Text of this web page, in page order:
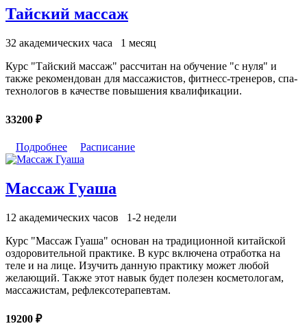
Тайский массаж
32 академических часа
1 месяц
Курс "Тайский массаж" рассчитан на обучение "с нуля" и
также рекомендован для массажистов, фитнесс-тренеров, спа-
технологов в качестве повышения квалификации.
33200 ₽
Подробнее Расписание
Массаж Гуаша
12 академических часов
1-2 недели
Курс "Массаж Гуаша" основан на традиционной китайской
оздоровительной практике. В курс включена отработка на
теле и на лице. Изучить данную практику может любой
желающий. Также этот навык будет полезен косметологам,
массажистам, рефлексотерапевтам.
19200 ₽